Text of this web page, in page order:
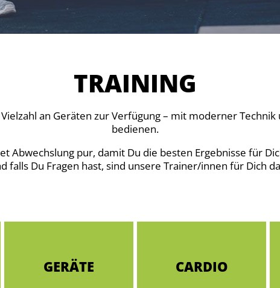
TRAINING
Vielzahl an Geräten zur Verfügung – mit moderner
bedienen.
Abwechslung pur, damit Du die besten Ergebnisse für
falls Du Fragen hast, sind unsere Trainer/innen für Dich
GERÄTE CARDIO